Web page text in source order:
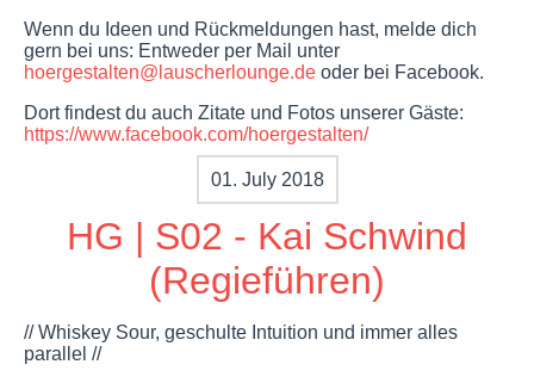
Wenn du Ideen und Rückmeldungen hast, melde dich
gern bei uns: Entweder per Mail unter
hoergestalten@lauscherlounge.de oder bei Facebook.
Dort findest du auch Zitate und Fotos unserer Gäste:
https://www.facebook.com/hoergestalten/
01. July 2018
HG | S02 - Kai Schwind
(Regieführen)
// Whiskey Sour, geschulte Intuition und immer alles
parallel //